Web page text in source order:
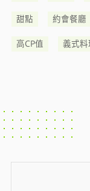
甜點 約會餐廳
高CP值 義式料